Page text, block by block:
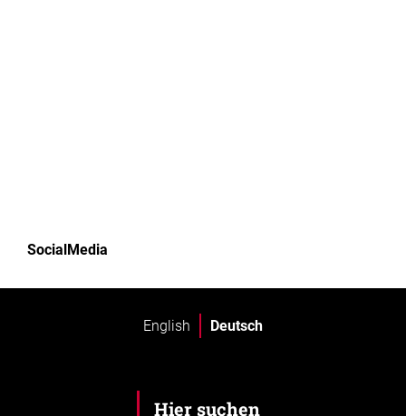
SocialMedia
English Deutsch